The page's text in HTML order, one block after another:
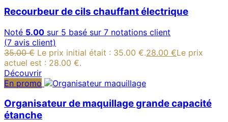
Recourbeur de cils chauffant électrique
Noté 5.00 sur 5 basé sur 7 notations client
(7 avis client)
35.00€ Le prix initial était : 35.00 €.28.00 €Le prix
actuel est : 28.00 €.
Découvrir
En promo
Organisateur de maquillage grande capacité
étanche